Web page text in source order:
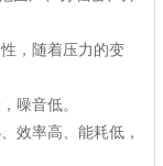
，随着压力的变
噪音低。
效率高、能耗低，